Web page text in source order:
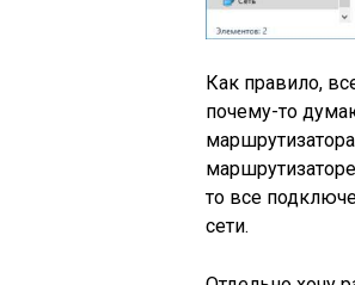
Как правило,
почему-то
то все
сети.